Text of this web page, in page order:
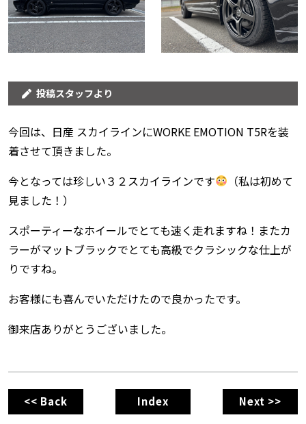
投稿スタッフより
今回は、日産 スカイラインにWORKE EMOTION T5Rを装
着させて頂きました。
今となっては珍しい３２スカイラインです
（私は初めて
見ました！）
スポーティーなホイールでとても速く走れますね！またカ
ラーがマットブラックでとても高級でクラシックな仕上が
りですね。
お客様にも喜んでいただけたので良かったです。
御来店ありがとうございました。
<< Back Index Next >>